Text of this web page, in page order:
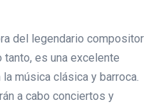
del legendario compositor
tanto, es una excelente
música clásica y barroca.
a cabo conciertos y